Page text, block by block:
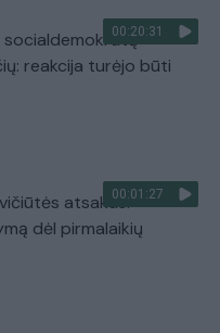
00:20:31
socialdemokratų
reakcija turėjo būti
00:01:27
atsakas:
dėl pirmalaikių